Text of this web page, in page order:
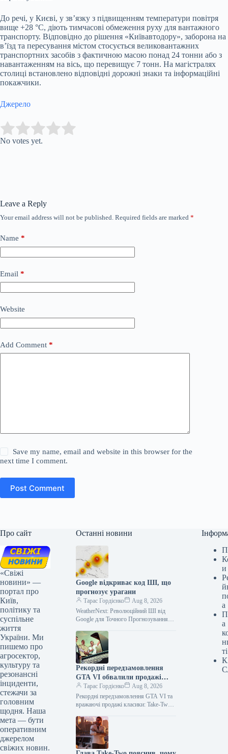
До речі, у Києві, у зв’язку з підвищенням температури повітря
вище +28 °C, діють тимчасові обмеження руху для вантажного
транспорту. Відповідно до рішення «Київавтодору», заборона на
в’їзд та пересування містом стосується великовантажних
транспортних засобів з фактичною масою понад 24 тонни або з
навантаженням на вісь, що перевищує 7 тонн. На магістралях
столиці встановлено відповідні дорожні знаки та інформаційні
покажчики.
Джерело
Rate this item:
No votes yet.
Leave a Reply
Your email address will not be published. Required fields are marked *
Name *
Email *
Website
Add Comment *
Save my name, email and website in this browser for the
next time I comment.
Post Comment
Про сайт
«Свіжі
новини» —
портал про
Київ,
політику та
суспільне
життя
України. Ми
пишемо про
агросектор,
культуру та
резонансні
інциденти,
стежачи за
головним
щодня. Наша
мета — бути
оперативним
джерелом
свіжих новин.
Останні новини
Google відкриває код ШІ, що
прогнозує урагани
Тарас Гордієнко
Aug 8, 2026
WeatherNext: Революційний ШІ від
Google для Точного Прогнозування
та Google Research спільно розробили
передову модель штучного…
Рекордні передзамовлення
GTA VI обвалили продажі
GTA V: мінус мільйон копій
за квартал
Тарас Гордієнко
Aug 8, 2026
Рекордні передзамовлення GTA VI та
вражаючі продажі класики: Take-Two
Американський холдинг Take-Two
Interactive Software, підбиваючи
підсумки першого…
и
а
а
ті